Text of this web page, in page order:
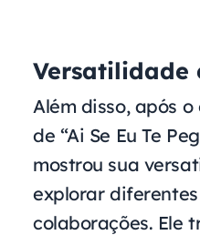
Versatilidade
Além disso, após
de “Ai Se Eu Te
mostrou sua
explorar
colaborações. Ele